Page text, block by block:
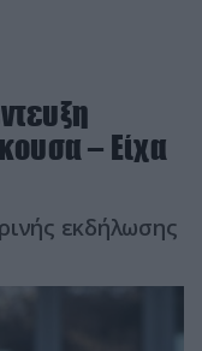
– Είχα
εκδήλωσης